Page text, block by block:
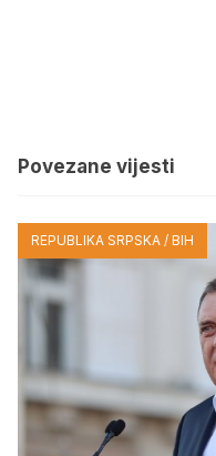
Povezane vijesti
REPUBLIKA SRPSKA / BIH